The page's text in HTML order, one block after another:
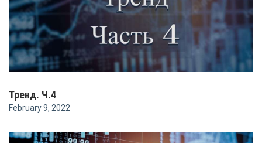
Тренд. Ч.4
February 9, 2022